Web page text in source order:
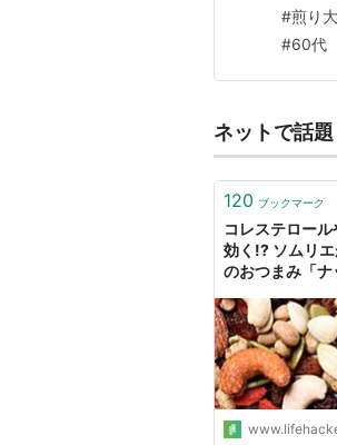
なもの
い・・
#煎り
#60代
ネットで話題
120 ブックマーク
コレステロー
効く!? ソムリ
のおつまみ「ナ